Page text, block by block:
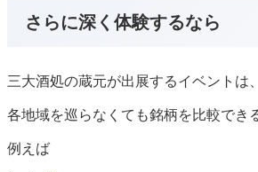
さらに深く体験するなら
三大酒処の蔵元が出展するイベントは、
各地域を巡らなくても銘柄を比較でき
例えば